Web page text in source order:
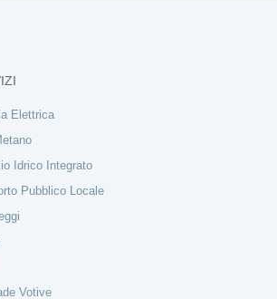
Elettrica
Idrico Integrato
Pubblico Locale
Votive